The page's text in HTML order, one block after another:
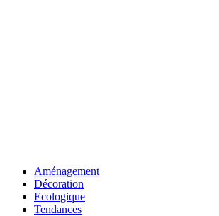
Aménagement
Décoration
Ecologique
Tendances